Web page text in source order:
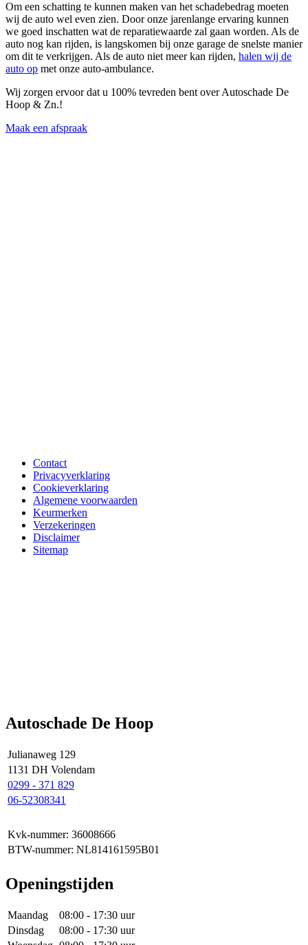
Om een schatting te kunnen maken van het schadebedrag moeten
wij de auto wel even zien. Door onze jarenlange ervaring kunnen
we goed inschatten wat de reparatiewaarde zal gaan worden. Als de
auto nog kan rijden, is langskomen bij onze garage de snelste manier
om dit te verkrijgen. Als de auto niet meer kan rijden, halen wij de
auto op met onze auto-ambulance.
Wij zorgen ervoor dat u 100% tevreden bent over Autoschade De
Hoop & Zn.!
Maak een afspraak
Contact
Privacyverklaring
Cookieverklaring
Algemene voorwaarden
Keurmerken
Verzekeringen
Disclaimer
Sitemap
Autoschade De Hoop
Julianaweg 129
1131 DH Volendam
0299 - 371 829
06-52308341
Kvk-nummer: 36008666
BTW-nummer: NL814161595B01
Openingstijden
Maandag
08:00 - 17:30 uur
Dinsdag
08:00 - 17:30 uur